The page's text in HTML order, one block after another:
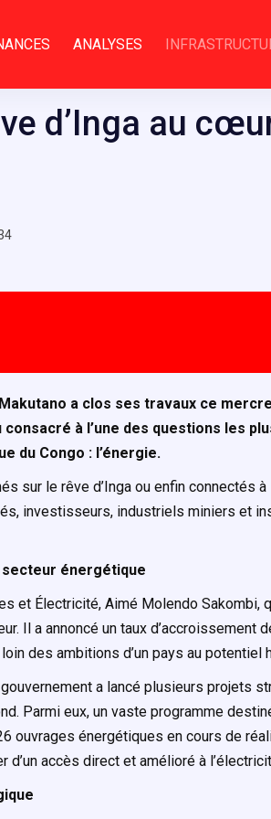
ANALYSES
d’Inga au
a clos ses travaux ce
consacré à l’une des questions les
du Congo : l’énergie.
sur le rêve d’Inga ou enfin connectés
investisseurs, industriels miniers et
secteur énergétique
et Électricité, Aimé Molendo Sakombi,
Il a annoncé un taux d’accroissement
des ambitions d’un pays au potentiel
a lancé plusieurs projets
Parmi eux, un vaste programme
ouvrages énergétiques en cours de
accès direct et amélioré à